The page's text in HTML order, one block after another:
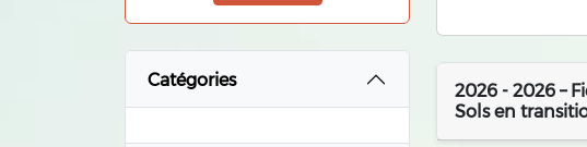
Catégories
2026 - 2026 –
Sols en